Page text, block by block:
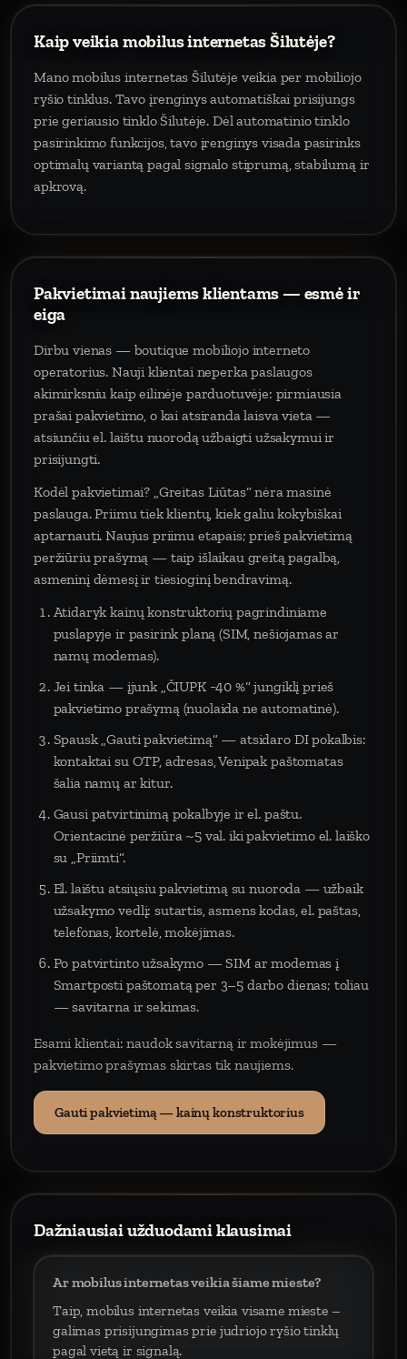
Kaip veikia mobilus internetas Šilutėje?
Mano mobilus internetas Šilutėje veikia per mobiliojo
ryšio tinklus. Tavo įrenginys automatiškai prisijungs
prie geriausio tinklo Šilutėje. Dėl automatinio tinklo
pasirinkimo funkcijos, tavo įrenginys visada pasirinks
optimalų variantą pagal signalo stiprumą, stabilumą ir
apkrovą.
Pakvietimai naujiems klientams — esmė ir
eiga
Dirbu vienas — boutique mobiliojo interneto
operatorius. Nauji klientai neperka paslaugos
akimirksniu kaip eilinėje parduotuvėje: pirmiausia
prašai pakvietimo, o kai atsiranda laisva vieta —
atsiunčiu el. laištu nuorodą užbaigti užsakymui ir
prisijungti.
Kodėl pakvietimai? „Greitas Liūtas“ nėra masinė
paslauga. Priimu tiek klientų, kiek galiu kokybiškai
aptarnauti. Naujus priimu etapais; prieš pakvietimą
peržiūriu prašymą — taip išlaikau greitą pagalbą,
asmeninį dėmesį ir tiesioginį bendravimą.
Atidaryk kainų konstruktorių pagrindiniame
puslapyje ir pasirink planą (SIM, nešiojamas ar
namų modemas).
Jei tinka — įjunk „ČIUPK −40 %“ jungiklį prieš
pakvietimo prašymą (nuolaida ne automatinė).
Spausk „Gauti pakvietimą“ — atsidaro DI pokalbis:
kontaktai su OTP, adresas, Venipak paštomatas
šalia namų ar kitur.
Gausi patvirtinimą pokalbyje ir el. paštu.
Orientacinė peržiūra ~5 val. iki pakvietimo el. laiško
su „Priimti“.
El. laištu atsiųsiu pakvietimą su nuoroda — užbaik
užsakymo vedlį: sutartis, asmens kodas, el. paštas,
telefonas, kortelė, mokėjimas.
Po patvirtinto užsakymo — SIM ar modemas į
Smartposti paštomatą per 3–5 darbo dienas; toliau
— savitarna ir sekimas.
Esami klientai: naudok savitarną ir mokėjimus —
pakvietimo prašymas skirtas tik naujiems.
Gauti pakvietimą — kainų konstruktorius
Dažniausiai užduodami klausimai
Ar mobilus internetas veikia šiame mieste?
Taip, mobilus internetas veikia visame mieste –
galimas prisijungimas prie judriojo ryšio tinklų
pagal vietą ir signalą.